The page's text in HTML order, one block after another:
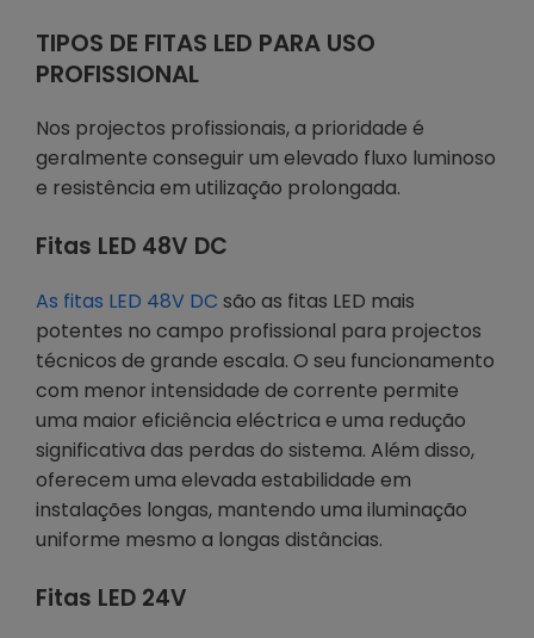
TIPOS DE FITAS LED PARA USO
PROFISSIONAL
Nos projectos profissionais, a prioridade é
geralmente conseguir um elevado fluxo luminoso
e resistência em utilização prolongada.
Fitas LED 48V DC
As fitas LED 48V DC são as fitas LED mais
potentes no campo profissional para projectos
técnicos de grande escala. O seu funcionamento
com menor intensidade de corrente permite
uma maior eficiência eléctrica e uma redução
significativa das perdas do sistema. Além disso,
oferecem uma elevada estabilidade em
instalações longas, mantendo uma iluminação
uniforme mesmo a longas distâncias.
Fitas LED 24V